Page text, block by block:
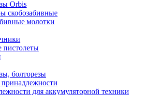
Orbis
скобозабивные
молотки
пистолеты
болторезы
для аккумуляторной техники